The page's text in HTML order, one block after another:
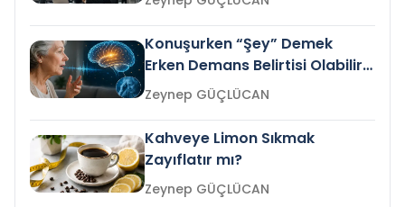
Konuşurken “Şey” Demek
Erken Demans Belirtisi Olabilir
mi?
Zeynep GÜÇLÜCAN
Kahveye Limon Sıkmak
Zayıflatır mı?
Zeynep GÜÇLÜCAN